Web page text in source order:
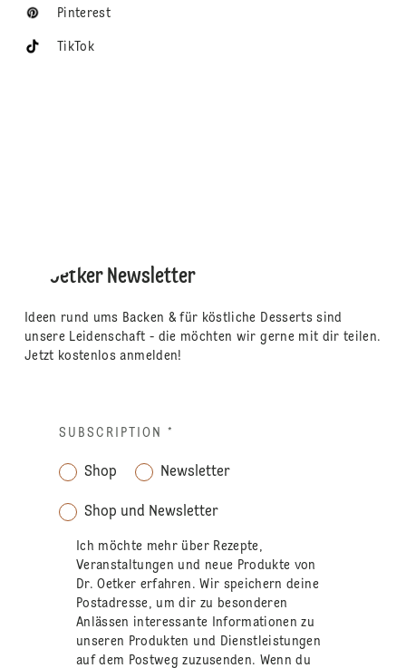
Pinterest
TikTok
Dr. Oetker Newsletter
Ideen rund ums Backen & für köstliche Desserts sind
unsere Leidenschaft - die möchten wir gerne mit dir teilen.
Jetzt kostenlos anmelden!
SUBSCRIPTION *
Shop Newsletter
Shop und Newsletter
Ich möchte mehr über Rezepte,
Veranstaltungen und neue Produkte von
Dr. Oetker erfahren. Wir speichern deine
Postadresse, um dir zu besonderen
Anlässen interessante Informationen zu
unseren Produkten und Dienstleistungen
auf dem Postweg zuzusenden. Wenn du